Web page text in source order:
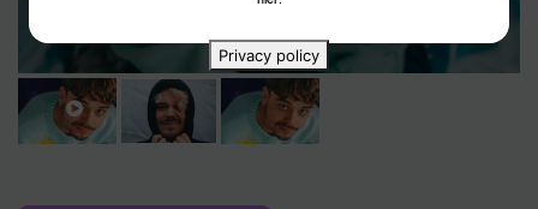
In de afgelopen jaren bracht Quique zijn debuut-EP
uit, met
populaire tracks zoals “Bici”. Daarnaast verscheen een reeks
succesvolle singles, waaronder “Energía”, “Paraíso”, “Presidente”, “Salsa”
en “Bum Bum”. Deze releases onderstrepen zijn veelzijdigheid en
Privacy policy